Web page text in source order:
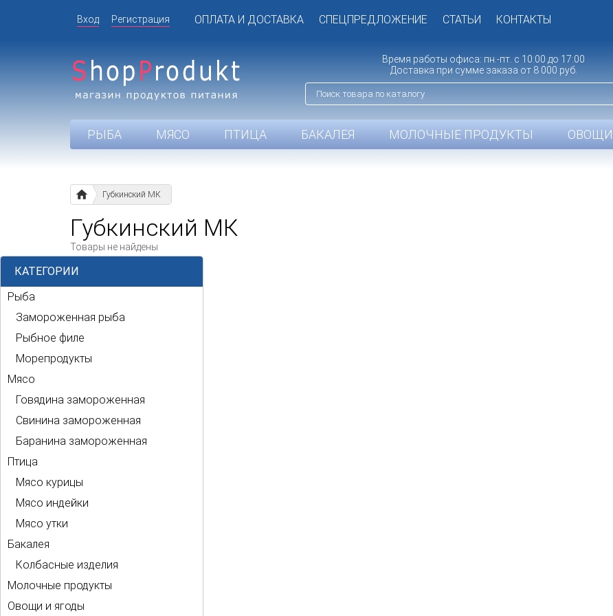
Вход Регистрация ОПЛАТА И ДОСТАВКА СПЕЦПРЕДЛОЖЕНИЕ СТАТЬИ КОНТАКТЫ
Время работы офиса: пн.-пт. с 10:00 до 17:00
Доставка при сумме заказа от 8 000 руб.
РЫБА МЯСО ПТИЦА БАКАЛЕЯ МОЛОЧНЫЕ ПРОДУКТЫ
Губкинский МК
Губкинский МК
Товары не найдены
КАТЕГОРИИ
Рыба
Замороженная рыба
Рыбное филе
Морепродукты
Мясо
Говядина замороженная
Свинина замороженная
Баранина замороженная
Птица
Мясо курицы
Мясо индейки
Мясо утки
Бакалея
Колбасные изделия
Молочные продукты
Овощи и ягоды